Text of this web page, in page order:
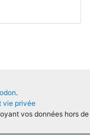
.
vie privée
vos données hors de